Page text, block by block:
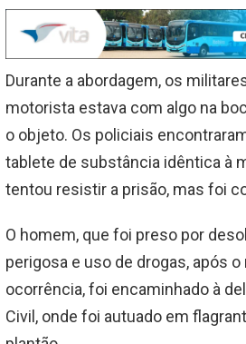
Durante a abordagem, os
motorista estava com algo na
o objeto. Os policiais
tablete de substância idêntica à
tentou resistir a prisão, mas foi
O homem, que foi preso por
perigosa e uso de drogas, após o
ocorrência, foi encaminhado à
Civil, onde foi autuado em